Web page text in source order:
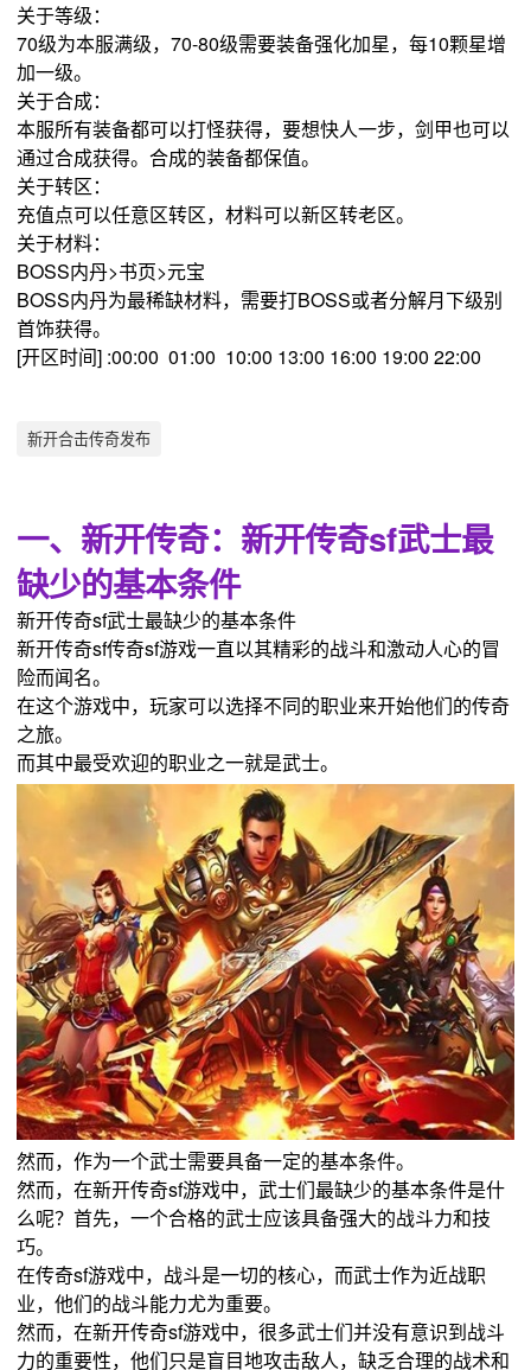
关于等级：
70级为本服满级，70-80级需要装备强化加星，每10颗星增
加一级。
关于合成：
本服所有装备都可以打怪获得，要想快人一步，剑甲也可以
通过合成获得。合成的装备都保值。
关于转区：
充值点可以任意区转区，材料可以新区转老区。
关于材料：
BOSS内丹>书页>元宝
BOSS内丹为最稀缺材料，需要打BOSS或者分解月下级别
首饰获得。
[开区时间] :00:00 01:00 10:00 13:00 16:00 19:00 22:00
新开合击传奇发布
一、新开传奇：新开传奇sf武士最
缺少的基本条件
新开传奇sf武士最缺少的基本条件
新开传奇sf传奇sf游戏一直以其精彩的战斗和激动人心的冒
险而闻名。
在这个游戏中，玩家可以选择不同的职业来开始他们的传奇
之旅。
而其中最受欢迎的职业之一就是武士。
然而，作为一个武士需要具备一定的基本条件。
然而，在新开传奇sf游戏中，武士们最缺少的基本条件是什
么呢？首先，一个合格的武士应该具备强大的战斗力和技
巧。
在传奇sf游戏中，战斗是一切的核心，而武士作为近战职
业，他们的战斗能力尤为重要。
然而，在新开传奇sf游戏中，很多武士们并没有意识到战斗
力的重要性，他们只是盲目地攻击敌人，缺乏合理的战术和